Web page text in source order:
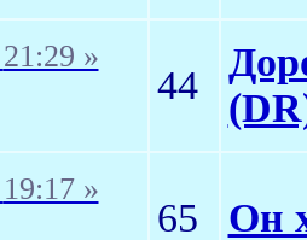
21:29 »
44
19:17 »
65 Он